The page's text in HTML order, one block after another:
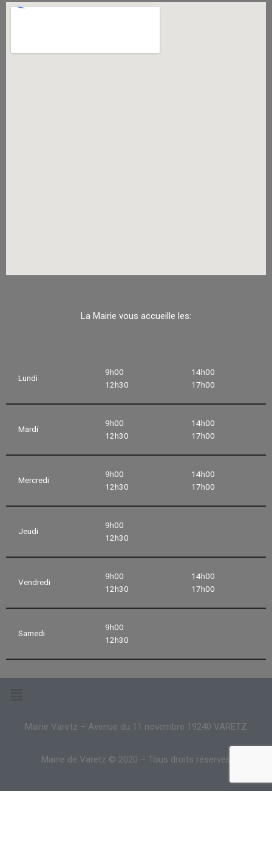
La Mairie vous accueille les:
Lundi
9h00
12h30
14h00
17h00
Mardi
9h00
12h30
14h00
17h00
Mercredi
9h00
12h30
14h00
17h00
Jeudi
9h00
12h30
Vendredi
9h00
12h30
14h00
17h00
Samedi
9h00
12h30
Mairie Varetz – Avenue du 11 novembre 19240 VARETZ
Mairie de Varetz © 2020 – Tous droits réservés